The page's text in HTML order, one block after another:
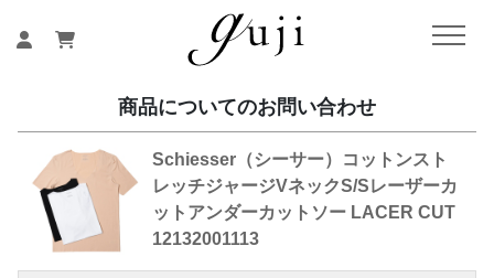
商品についてのお問い合わせ
Schiesser（シーサー）コットンスト
レッチジャージVネックS/Sレーザーカ
ットアンダーカットソー LACER CUT
12132001113